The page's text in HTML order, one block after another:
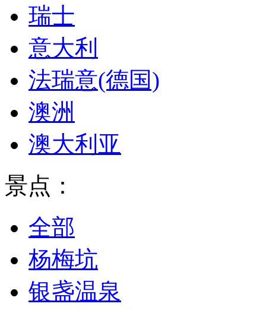
瑞士
意大利
法瑞意(德国)
澳洲
澳大利亚
景点：
全部
杨梅坑
银盏温泉